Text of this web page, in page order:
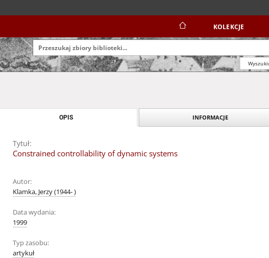
KOLEKCJE
OPIS INFORMACJE
Tytuł:
Constrained controllability of dynamic systems
Autor:
Klamka, Jerzy (1944- )
Data wydania:
1999
Typ zasobu:
artykuł